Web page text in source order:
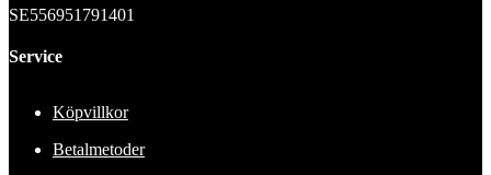
SE556951791401
Service
Köpvillkor
Betalmetoder